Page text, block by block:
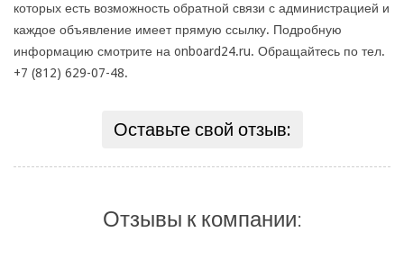
которых есть возможность обратной связи с администрацией и
каждое объявление имеет прямую ссылку. Подробную
информацию смотрите на onboard24.ru. Обращайтесь по тел.
+7 (812) 629-07-48.
Оставьте свой отзыв:
Отзывы к компании: